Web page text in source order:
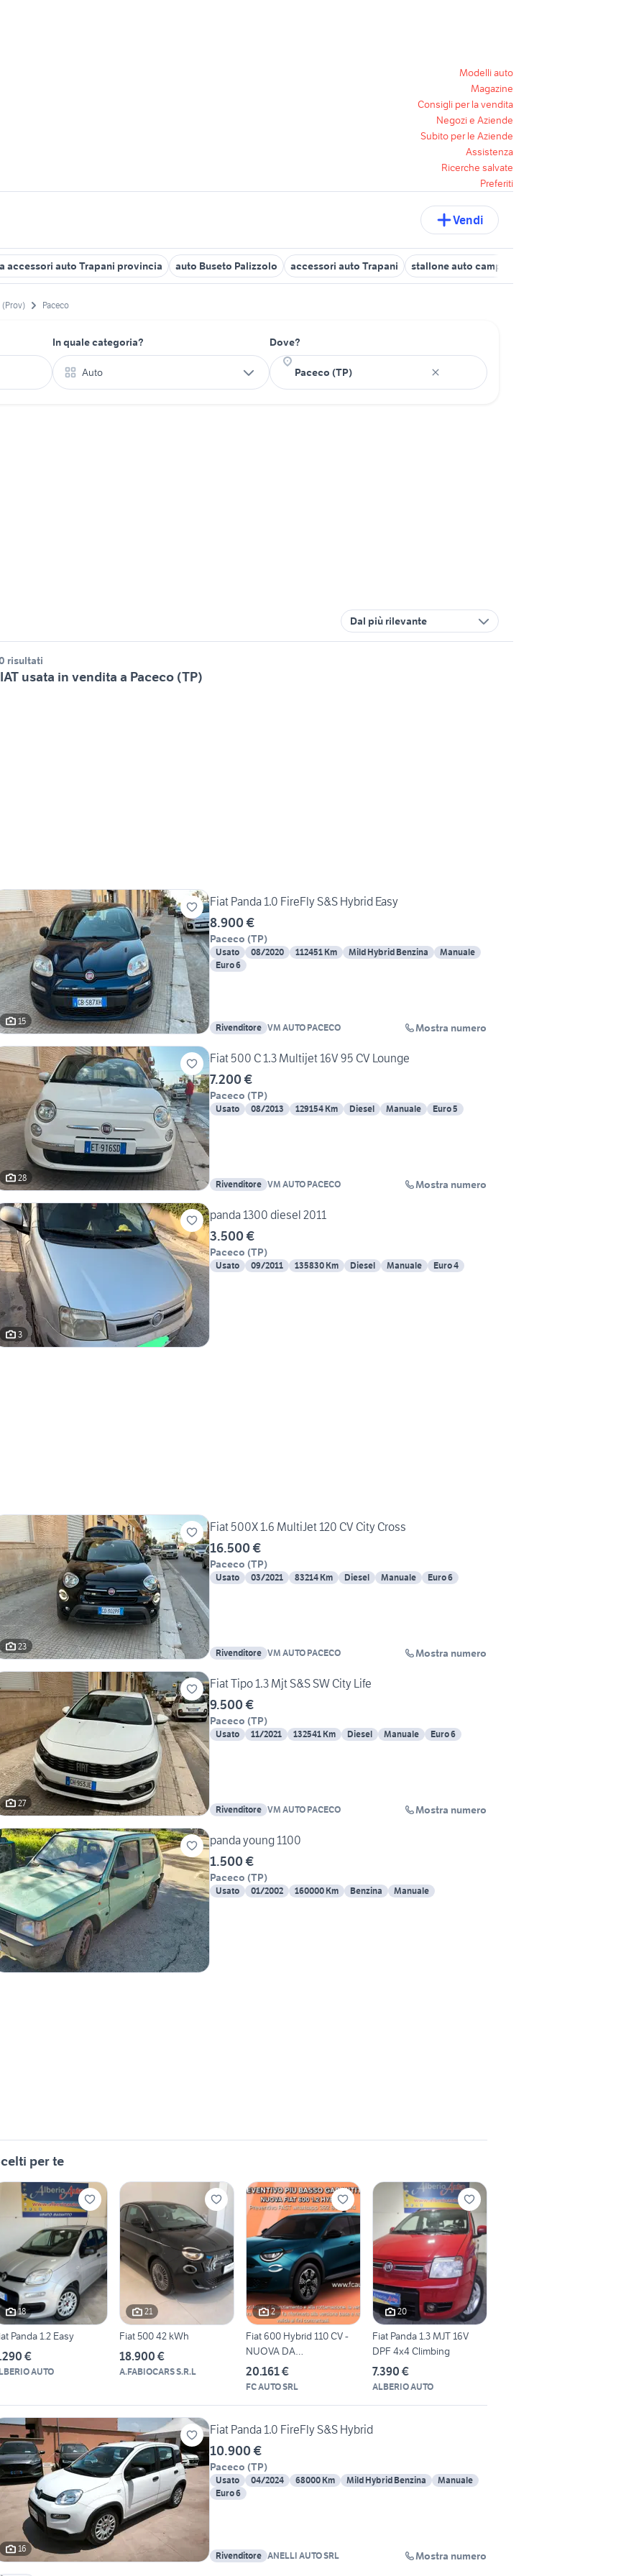
Modelli auto
Magazine
Consigli per la vendita
Negozi e Aziende
Subito per le Aziende
Assistenza
Ricerche salvate
Preferiti
Vendi
accessori auto Trapani provincia auto Buseto Palizzolo accessori auto Trapani stallone auto campobello di mazara
(Prov) Paceco
In quale categoria?
Auto
Dove?
Dal più rilevante
risultati
usata in vendita a Paceco (TP)
15
Fiat Panda 1.0 FireFly S&S Hybrid Easy
8.900 €
Paceco (TP)
Usato 08/2020 112451 Km Mild Hybrid Benzina
Manuale
Euro 6
Rivenditore VM AUTO PACECO Mostra numero
28
Fiat 500 C 1.3 Multijet 16V 95 CV Lounge
7.200 €
Paceco (TP)
Usato 08/2013 129154 Km Diesel Manuale Euro 5
Rivenditore VM AUTO PACECO Mostra numero
3
panda 1300 diesel 2011
3.500 €
Paceco (TP)
Usato 09/2011 135830 Km Diesel Manuale Euro 4
23
Fiat 500X 1.6 MultiJet 120 CV City Cross
16.500 €
Paceco (TP)
Usato 03/2021 83214 Km Diesel Manuale Euro 6
Rivenditore VM AUTO PACECO Mostra numero
27
Fiat Tipo 1.3 Mjt S&S SW City Life
9.500 €
Paceco (TP)
Usato 11/2021 132541 Km Diesel Manuale Euro 6
Rivenditore VM AUTO PACECO Mostra numero
panda young 1100
1.500 €
Paceco (TP)
Usato 01/2002 160000 Km Benzina Manuale
per te
18
Panda 1.2 Easy
€
AUTO
21
Fiat 500 42 kWh
18.900 €
A.FABIOCARS S.R.L
2
Fiat 600 Hybrid 110 CV -
NUOVA DA
IMMATRICOLARE
20.161 €
FC AUTO SRL
20
Fiat Panda 1.3 MJT 16V
DPF 4x4 Climbing
7.390 €
ALBERIO AUTO
16
Fiat Panda 1.0 FireFly S&S Hybrid
10.900 €
Paceco (TP)
Usato 04/2024 68000 Km Mild Hybrid Benzina
Manuale
Euro 6
Rivenditore ANELLI AUTO SRL Mostra numero